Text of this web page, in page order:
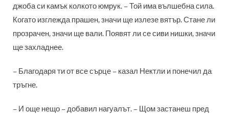
джоба си камък колкото юмрук. – Той има вълшебна сила.
Когато изглежда прашен, значи ще излезе вятър. Стане ли
прозрачен, значи ще вали. Появят ли се сиви нишки, значи
ще захладнее.
– Благодаря ти от все сърце – казал Нектли и понечил да
тръгне.
– И още нещо – добавил нагуалът. – Щом застанеш пред